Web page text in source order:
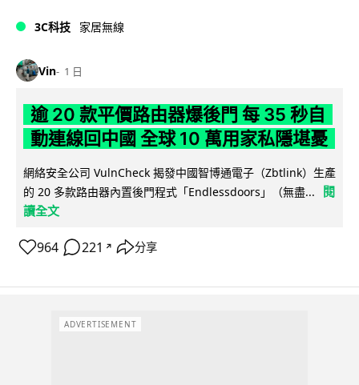
3C科技 家居無線
Vin 1 日
逾 20 款平價路由器爆後門 每 35 秒自
動連線回中國 全球 10 萬用家私隱堪憂
網絡安全公司 VulnCheck 揭發中國智博通電子（Zbtlink）生產
的 20 多款路由器內置後門程式「Endlessdoors」（無盡...
閱
讀全文
964 221 ↗ 分享
ADVERTISEMENT